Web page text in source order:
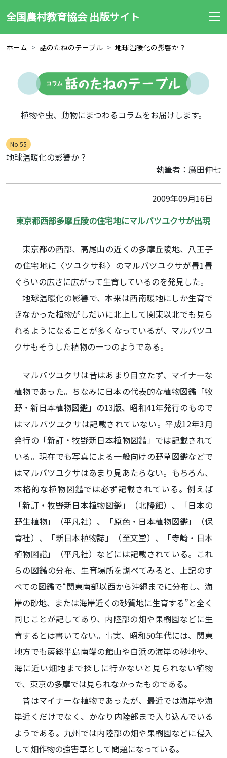
全国農村教育協会 出版サイト
ホーム 話のたねのテーブル 地球温暖化の影響か？
植物や虫、動物にまつわるコラムをお届けします。
No.55
地球温暖化の影響か？
執筆者：廣田伸七
2009年09月16日
東京都西部多摩丘陵の住宅地にマルバツユクサが出現
東京都の西部、高尾山の近くの多摩丘陵地、八王子
の住宅地に〈ツユクサ科〉のマルバツユクサが畳1畳
ぐらいの広さに広がって生育しているのを発見した。
地球温暖化の影響で、本来は西南暖地にしか生育で
きなかった植物がしだいに北上して関東以北でも見ら
れるようになることが多くなっているが、マルバツユ
クサもそうした植物の一つのようである。
マルバツユクサは昔はあまり目立たず、マイナーな
植物であった。ちなみに日本の代表的な植物図鑑「牧
野・新日本植物図鑑」の13版、昭和41年発行のもので
はマルバツユクサは記載されていない。平成12年3月
発行の「新訂・牧野新日本植物図鑑」では記載されて
いる。現在でも写真による一般向けの野草図鑑などで
はマルバツユクサはあまり見あたらない。もちろん、
本格的な植物図鑑では必ず記載されている。例えば
「新訂・牧野新日本植物図鑑」（北隆館）、「日本の
野生植物」（平凡社）、「原色・日本植物図鑑」（保
育社）、「新日本植物誌」（至文堂）、「寺崎・日本
植物図譜」（平凡社）などには記載されている。これ
らの図鑑の分布、生育場所を調べてみると、上記のす
べての図鑑で“関東南部以西から沖縄までに分布し、海
岸の砂地、または海岸近くの砂質地に生育する”と全く
同じことが記してあり、内陸部の畑や果樹園などに生
育するとは書いてない。事実、昭和50年代には、関東
地方でも房総半島南端の館山や白浜の海岸の砂地や、
海に近い畑地まで探しに行かないと見られない植物
で、東京の多摩では見られなかったものである。
昔はマイナーな植物であったが、最近では海岸や海
岸近くだけでなく、かなり内陸部まで入り込んでいる
ようである。九州では内陸部の畑や果樹園などに侵入
して畑作物の強害草として問題になっている。